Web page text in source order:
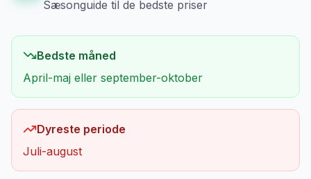
Sæsonguide til de bedste priser
Bedste måned
April-maj eller september-oktober
Dyreste periode
Juli-august